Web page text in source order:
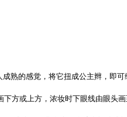
熟的感觉，将它扭成公主辫，即可
方或上方，浓妆时下眼线由眼头